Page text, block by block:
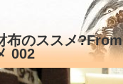
布のススメ
002